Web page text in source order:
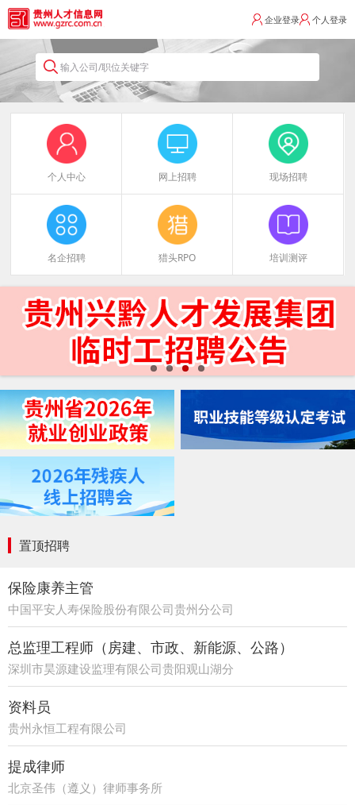
个人登录
企业登录
输入公司/职位关键字
个人中心 网上招聘 现场招聘
名企招聘 猎头RPO 培训测评
置顶招聘
保险康养主管
中国平安人寿保险股份有限公司贵州分公司
21部
总监理工程师（房建、市政、新能源、公路）
深圳市昊源建设监理有限公司贵阳观山湖分
公司
资料员
贵州永恒工程有限公司
提成律师
北京圣伟（遵义）律师事务所